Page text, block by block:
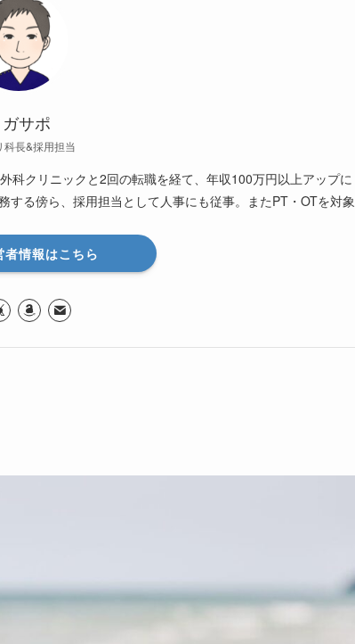
ガサポ
科長&採用担当
クリニックと2回の転職を経て、年収100万円以上アップに
る傍ら、採用担当として人事にも従事。またPT・OTを対象
者情報はこちら